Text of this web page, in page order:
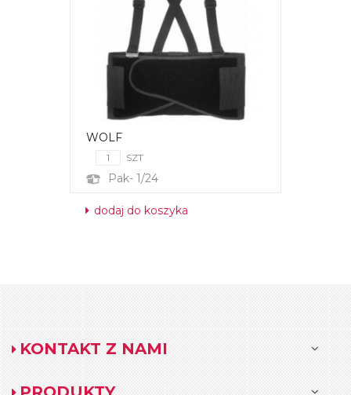
WOLF
SZT
Pak- 1/24
dodaj do koszyka
KONTAKT Z NAMI